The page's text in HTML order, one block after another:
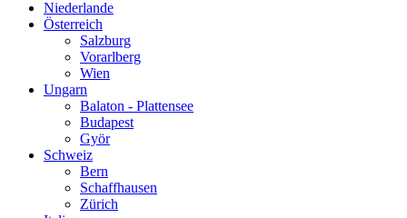
Niederlande
Österreich
Salzburg
Vorarlberg
Wien
Ungarn
Balaton - Plattensee
Budapest
Györ
Schweiz
Bern
Schaffhausen
Zürich